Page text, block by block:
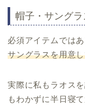
帽子・サングラ
必須アイテムでは
サングラスを用意
実際に私もラオス
もわかずに半日寝